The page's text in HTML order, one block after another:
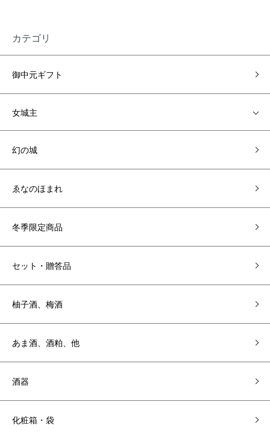
カテゴリ
御中元ギフト
女城主
幻の城
ゑなのほまれ
冬季限定商品
セット・贈答品
柚子酒、梅酒
あま酒、酒粕、他
酒器
化粧箱・袋